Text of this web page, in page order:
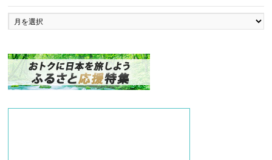
バ
ッ
ン
バ
ー